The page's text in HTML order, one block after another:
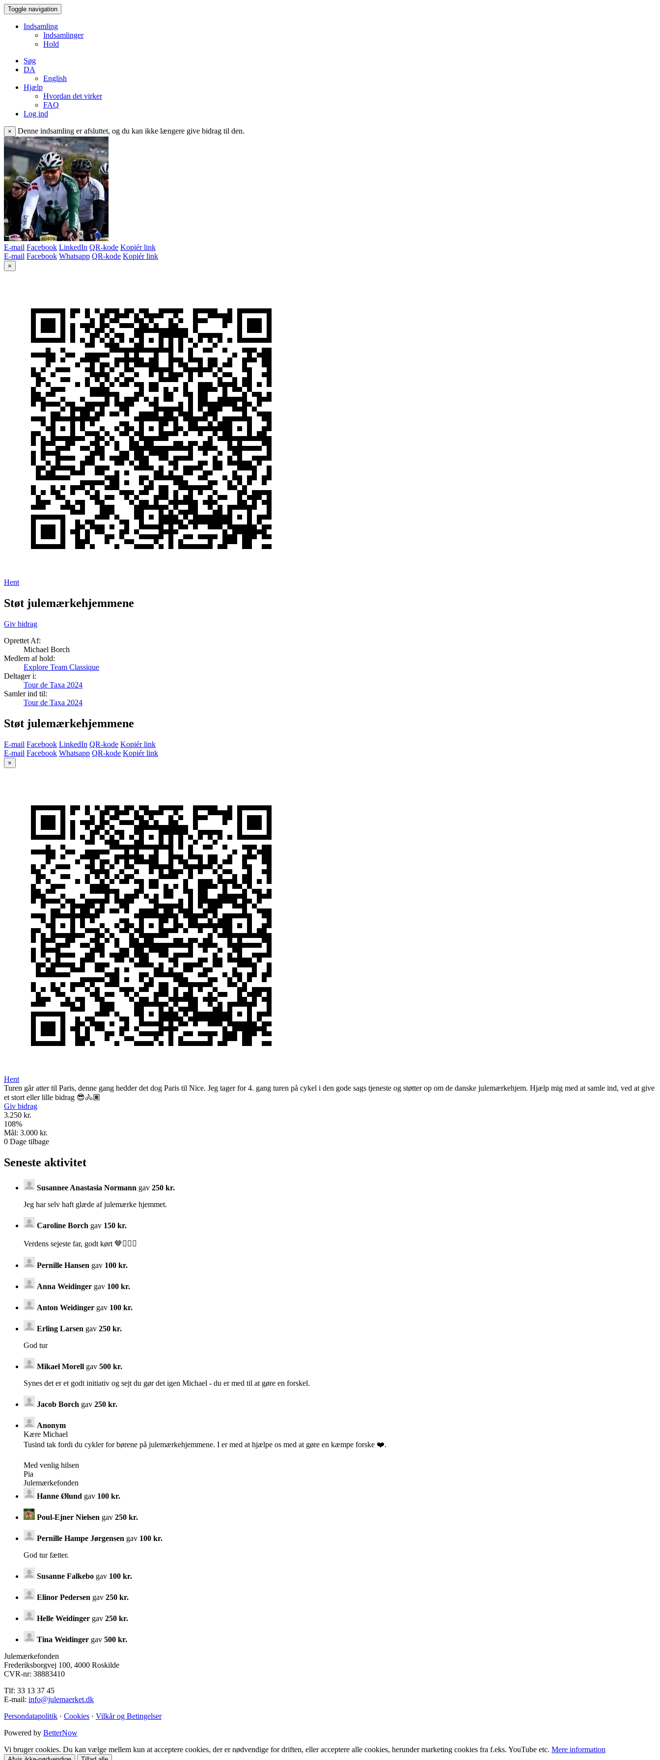
Toggle navigation
Indsamling
Indsamlinger
Hold
Søg
DA
English
Hjælp
Hvordan det virker
FAQ
Log ind
× Denne indsamling er afsluttet, og du kan ikke længere give bidrag til den.
E-mail Facebook LinkedIn QR-kode Kopiér link
E-mail Facebook Whatsapp QR-kode Kopiér link
×
Hent
Støt julemærkehjemmene
Giv bidrag
Oprettet Af:
Michael Borch
Medlem af hold:
Explore Team Classique
Deltager i:
Tour de Taxa 2024
Samler ind til:
Tour de Taxa 2024
Støt julemærkehjemmene
E-mail Facebook LinkedIn QR-kode Kopiér link
E-mail Facebook Whatsapp QR-kode Kopiér link
×
Hent
Turen går atter til Paris, denne gang hedder det dog Paris til Nice. Jeg tager for 4. gang turen på cykel i den gode sags tjeneste og støtter op om de danske julemærkehjem. Hjælp mig med at samle ind, ved at give
et stort eller lille bidrag 😎🚴🏽
Giv bidrag
3.250 kr.
108%
Mål: 3.000 kr.
0 Dage tilbage
Seneste aktivitet
Susannee Anastasia Normann gav 250 kr.
Jeg har selv haft glæde af julemærke hjemmet.
Caroline Borch gav 150 kr.
Verdens sejeste far, godt kørt 🤎🚴🏽‍♂️
Pernille Hansen gav 100 kr.
Anna Weidinger gav 100 kr.
Anton Weidinger gav 100 kr.
Erling Larsen gav 250 kr.
God tur
Mikael Morell gav 500 kr.
Synes det er et godt initiativ og sejt du gør det igen Michael - du er med til at gøre en forskel.
Jacob Borch gav 250 kr.
Anonym
Kære Michael
Tusind tak fordi du cykler for børene på julemærkehjemmene. I er med at hjælpe os med at gøre en kæmpe forske ❤️.
Med venlig hilsen
Pia
Julemærkefonden
Hanne Ølund gav 100 kr.
Poul-Ejner Nielsen gav 250 kr.
Pernille Hampe Jørgensen gav 100 kr.
God tur fætter.
Susanne Falkebo gav 100 kr.
Elinor Pedersen gav 250 kr.
Helle Weidinger gav 250 kr.
Tina Weidinger gav 500 kr.
Julemærkefonden
Frederiksborgvej 100, 4000 Roskilde
CVR-nr: 38883410
Tlf: 33 13 37 45
E-mail: info@julemaerket.dk
Persondatapolitik · Cookies · Vilkår og Betingelser
Powered by BetterNow
Vi bruger cookies. Du kan vælge mellem kun at acceptere cookies, der er nødvendige for driften, eller acceptere alle cookies, herunder marketing cookies fra f.eks. YouTube etc. Mere information